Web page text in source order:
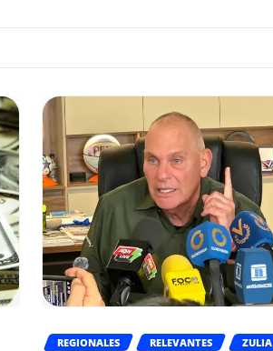
REGIONALES RELEVANTES ZULIA